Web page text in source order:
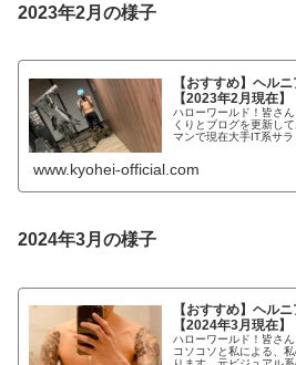
2023年2月の様子
【おすすめ】ヘル
【2023年2月現在】
ハローワールド！皆さ
くりとブログを更新し
マンで現在大手IT系サ
www.kyohei-official.com
2024年3月の様子
【おすすめ】ヘル
【2024年3月現在】
ハローワールド！皆さ
コソコソと私による、